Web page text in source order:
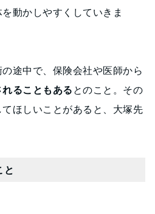
動かしやすくしていきま
途中で、保険会社や医師から
ることもある とのこと。その
ほしいことがあると、大塚先
と